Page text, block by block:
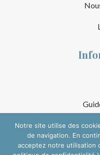
Conditions
Notre site utilise des
de navigation. En
acceptez notre utilisation